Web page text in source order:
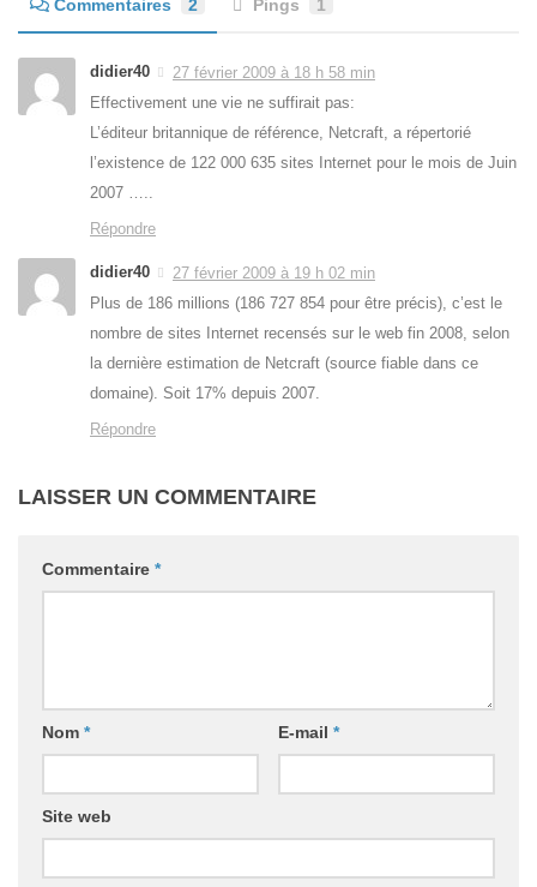
Commentaires 2 Pings 1
didier40
27 février 2009 à 18 h 58 min
Effectivement une vie ne suffirait pas:
L’éditeur britannique de référence, Netcraft, a répertorié
l’existence de 122 000 635 sites Internet pour le mois de Juin
2007 …..
Répondre
didier40
27 février 2009 à 19 h 02 min
Plus de 186 millions (186 727 854 pour être précis), c’est le
nombre de sites Internet recensés sur le web fin 2008, selon
la dernière estimation de Netcraft (source fiable dans ce
domaine). Soit 17% depuis 2007.
Répondre
LAISSER UN COMMENTAIRE
Commentaire *
Nom * E-mail *
Site web